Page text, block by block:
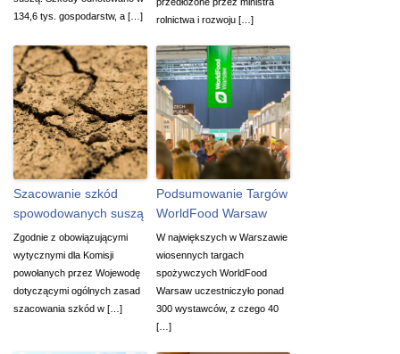
134,6 tys. gospodarstw, a […]
rolnictwa i rozwoju […]
Szacowanie szkód
spowodowanych suszą
Zgodnie z obowiązującymi
wytycznymi dla Komisji
powołanych przez Wojewodę
dotyczącymi ogólnych zasad
szacowania szkód w […]
Podsumowanie Targów
WorldFood Warsaw
W największych w Warszawie
wiosennych targach
spożywczych WorldFood
Warsaw uczestniczyło ponad
300 wystawców, z czego 40
[…]